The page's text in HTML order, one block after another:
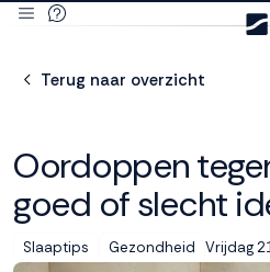
gebruikt
M line plaatst
analytische en
Terug naar overzicht
Oordoppen
goed of slecht
Slaaptips Gezondheid Vrijdag